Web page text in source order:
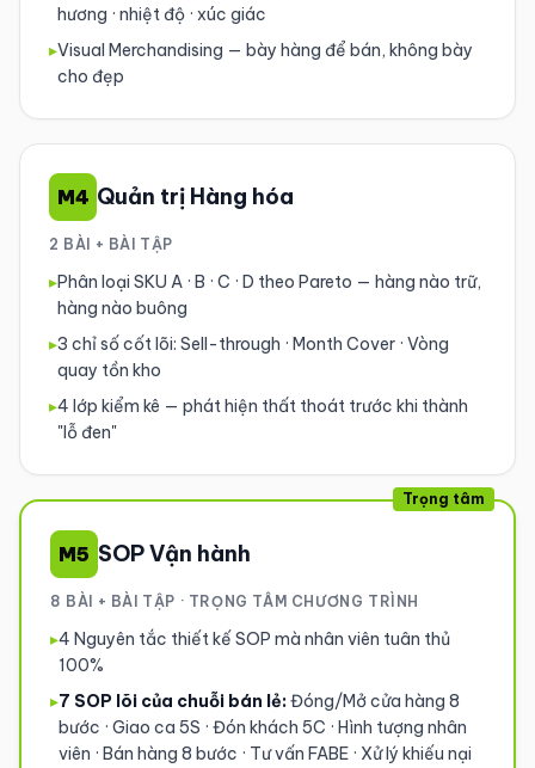
hương · nhiệt độ · xúc giác
▸Visual Merchandising — bày hàng để bán, không bày
cho đẹp
M4 Quản trị Hàng hóa
2 BÀI + BÀI TẬP
▸Phân loại SKU A · B · C · D theo Pareto — hàng nào trữ,
hàng nào buông
▸3 chỉ số cốt lõi: Sell-through · Month Cover · Vòng
quay tồn kho
▸4 lớp kiểm kê — phát hiện thất thoát trước khi thành
"lỗ đen"
Trọng tâm
M5 SOP Vận hành
8 BÀI + BÀI TẬP · TRỌNG TÂM CHƯƠNG TRÌNH
▸4 Nguyên tắc thiết kế SOP mà nhân viên tuân thủ
100%
▸7 SOP lõi của chuỗi bán lẻ:Đóng/Mở cửa hàng 8
bước · Giao ca 5S · Đón khách 5C · Hình tượng nhân
viên · Bán hàng 8 bước · Tư vấn FABE · Xử lý khiếu nại